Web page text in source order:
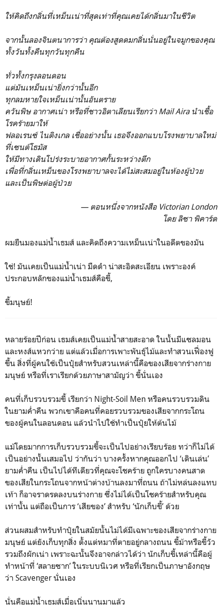
ให้คิดถึงกลิ่นที่เหม็นเน่าที่สุดเท่าที่คุณเคยได้กลิ่นมาในชีวิต
จากนั้นลองจินตนาการว่า คุณต้องสูดดมกลิ่นนั่นอยู่ในจมูกของคุณ
ทั้งวันทั้งคืนทุกวันทุกคืน
ทั่วทั้งกรุงลอนดอน
แต่มันเหม็นเน่ายิ่งกว่านั้นอีก
ทุกลมหายใจเหม็นเน่านั้นอันตราย
ควันพิษ อากาศเน่า หรือที่ชาวอิตาเลียนเรียกว่า Mail Aira นำเชื้อ
โรคร้ายมาให้
ฟลอเรนซ์ ไนติงเกล เชื่ออย่างนั้น เธอจึงออกแบบโรงพยาบาลใหม่
ที่เซนต์โธมัส
ให้มีทางเดินโปร่งระบายอากาศกั้นระหว่างตึก
เพื่อที่กลิ่นเหม็นของโรงพยาบาลจะได้ไม่สะสมอยู่ในห้องผู้ป่วย
และเป็นพิษต่อผู้ป่วย
— ตอนหนึ่งจากหนังสือ Victorian London
โดย ลิซา พิคาร์ด
ผมยืนมองแม่น้ำเธมส์ และคิดถึงความเหม็นเน่าในอดีตของมัน
ใช่! มันเคยเป็นแม่น้ำเน่า มืดดำ น่าสะอิดสะเอียน เพราะองค์
ประกอบหลักของแม่น้ำเธมส์คือขี้,
ขี้มนุษย์!
หลายร้อยปีก่อน เธมส์เคยเป็นแม่น้ำสายสะอาด ในนั้นมีแซลมอน
และหงส์แหวกว่าย แต่แล้วเมื่อการเพาะพันธุ์ไม้และทำสวนเฟื่องฟู
ขึ้น สิ่งที่ผู้คนใช้เป็นปุ๋ยสำหรับสวนเหล่านี้คือของเสียจากร่างกาย
มนุษย์ หรือที่เราเรียกด้วยภาษาสามัญว่า ขี้นั่นเอง
คนที่เก็บรวบรวมขี้ เรียกว่า Night-Soil Men หรือคนรวบรวมดิน
ในยามค่ำคืน พวกเขาคือคนที่คอยรวบรวมของเสียจากกระโถน
ของผู้คนในลอนดอน แล้วนำไปใช้ทำเป็นปุ๋ยให้ต้นไม้
แม้โดยมากการเก็บรวบรวมขี้จะเป็นไปอย่างเรียบร้อย ทว่าก็ไม่ได้
เป็นอย่างนั้นเสมอไป ว่ากันว่า บางครั้งหากคุณออกไป ‘เดินเล่น’
ยามค่ำคืน เป็นไปได้ทีเดียวที่คุณจะโชคร้าย ถูกใครบางคนสาด
ของเสียในกระโถนจากหน้าต่างบ้านลงมาที่ถนน ถ้าไม่หล่นลงแทบ
เท้า ก็อาจราดรดลงบนร่างกาย ซึ่งไม่ได้เป็นโชคร้ายสำหรับคุณ
เท่านั้น แต่ถือเป็นการ ‘เสียของ’ สำหรับ ‘นักเก็บขี้’ ด้วย
ส่วนผสมสำหรับทำปุ๋ยในสมัยนั้นไม่ได้มีเฉพาะของเสียจากร่างกาย
มนุษย์ แต่ยังเก็บทุกสิ่ง ตั้งแต่หมาที่ตายอยู่กลางถนน ขี้ม้าหรือขี้วัว
รวมถึงผักเน่า เพราะฉะนั้นจึงอาจกล่าวได้ว่า นักเก็บขี้เหล่านี้คือผู้
ทำหน้าที่ ‘สลายซาก’ ในระบบนิเวศ หรือที่เรียกเป็นภาษาอังกฤษ
ว่า Scavenger นั่นเอง
นั่นคือแม่น้ำเธมส์เมื่อเนิ่นนานมาแล้ว